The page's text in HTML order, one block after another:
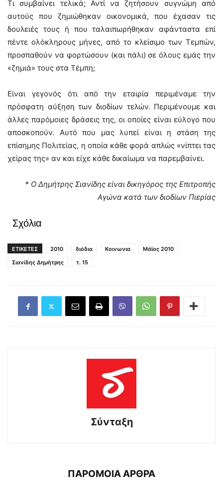
Τι συμβαίνει τελικά; Αντί να ζητήσουν συγνώμη από
αυτούς που ζημιώθηκαν οικονομικά, που έχασαν τις
δουλειές τους ή που ταλαιπωρήθηκαν αφάνταστα επί
πέντε ολόκληρους μήνες, από το κλείσιμο των Τεμπών,
προσπαθούν να φορτώσουν (και πάλι) σε όλους εμάς την
«ζημιά» τους στα Τέμπη;
Είναι γεγονός ότι από την εταιρία περιμέναμε την
πρόσφατη αύξηση των διοδίων τελών. Περιμένουμε και
άλλες παρόμοιες δράσεις της, οι οποίες είναι εύλογο που
αποσκοπούν. Αυτό που μας λυπεί είναι η στάση της
επίσημης Πολιτείας, η οποία κάθε φορά απλώς «νίπτει τας
χείρας της» αν και είχε κάθε δικαίωμα να παρεμβαίνει.
* Ο Δημήτρης Σιανίδης είναι δικηγόρος της Επιτροπής
Αγώνα κατά των διοδίων Πιερίας
Σχόλια
ΕΤΙΚΕΤΕΣ 2010 διόδια Κοινωνια
Μάϊος 2010
Σιανίδης Δημήτρης
τ. 15
Σύνταξη
ΠΑΡΟΜΟΙΑ ΑΡΘΡΑ